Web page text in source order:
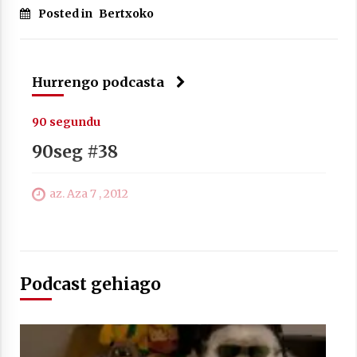
Arrosa sareko IX. topaketak!
Azaroak 6 Iurretan Arrosa sarearen
Arrosari buruzko erreportaia
Posted in Bertxoko
Hurrengo podcasta
90 segundu
90seg #38
az. Aza 7 , 2012
Podcast gehiago